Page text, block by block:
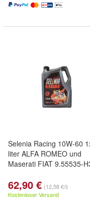
Selenia Racing 10W-60
liter ALFA ROMEO und
Maserati FIAT 9.55535-
62,90 € (12,58 €/l)
Kostenloser Versand